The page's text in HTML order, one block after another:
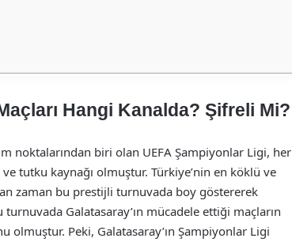
Hangi Kanalda? Şifreli Mi?
noktalarından biri olan UEFA Şampiyonlar Ligi, her
tutku kaynağı olmuştur. Türkiye’nin en köklü ve
zaman bu prestijli turnuvada boy göstererek
Galatasaray’ın mücadele ettiği maçların
olmuştur. Peki, Galatasaray’ın Şampiyonlar Ligi